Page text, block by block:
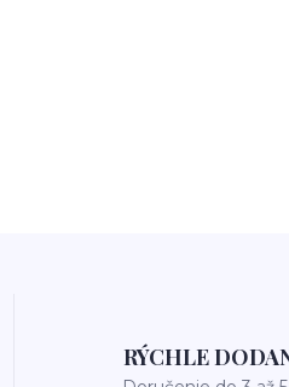
RÝCHLE